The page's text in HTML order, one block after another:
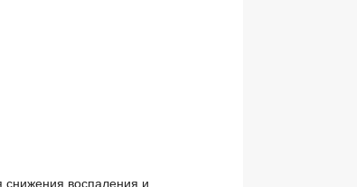
снижения воспаления и